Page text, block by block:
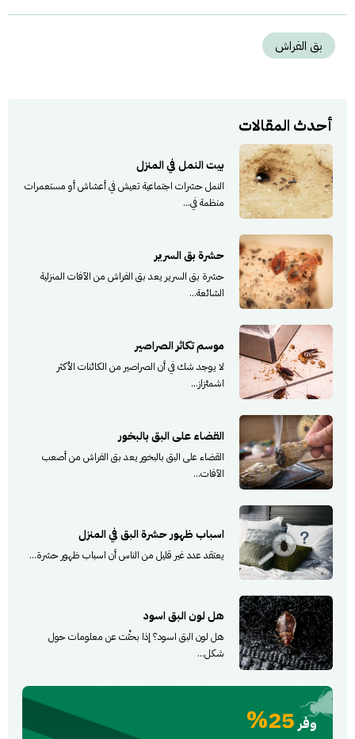
بق الفراش
أحدث المقالات
بيت النمل في المنزل
النمل حشرات اجتماعية تعيش في أعشاش أو مستعمرات
منظمة في...
حشرة بق السرير
حشرة بق السرير يعد بق الفراش من الآفات المنزلية
الشائعة...
موسم تكاثر الصراصير
لا يوجد شك في أن الصراصير من الكائنات الأكثر
اشمئزاز...
القضاء على البق بالبخور
القضاء على البق بالبخور يعد بق الفراش من أصعب
الآفات...
اسباب ظهور حشرة البق في المنزل
يعتقد عدد غير قليل من الناس أن اسباب ظهور حشرة...
هل لون البق اسود
هل لون البق اسود؟ إذا بحثْت عن معلومات حول
شكل...
وفر 25%